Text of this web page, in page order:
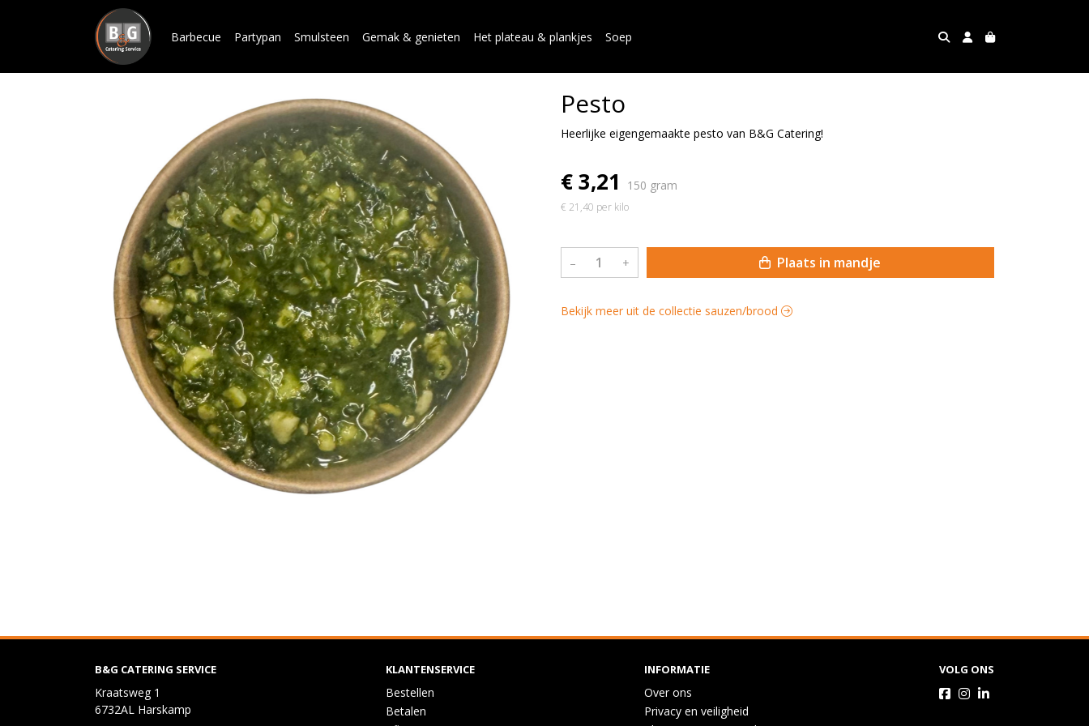
Barbecue Partypan Smulsteen Gemak & genieten Het plateau & plankjes Soep
Pesto
Heerlijke eigengemaakte pesto van B&G Catering!
€ 3,21 150 gram
€ 21,40 per kilo
– + Plaats in mandje
Bekijk meer uit de collectie sauzen/brood
B&G CATERING SERVICE
Kraatsweg 1
6732AL Harskamp
KLANTENSERVICE
Bestellen
Betalen
INFORMATIE
Over ons
Privacy en veiligheid
VOLG ONS